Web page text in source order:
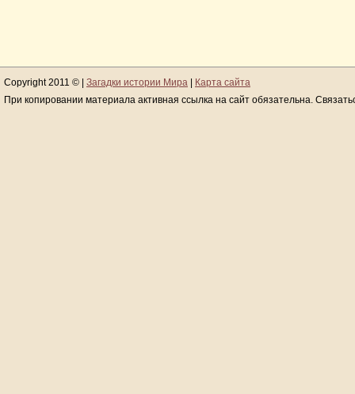
Copyright 2011 © | Загадки истории Мира
Карта сайта
При копировании материала активная ссылка на сайт обязательна.